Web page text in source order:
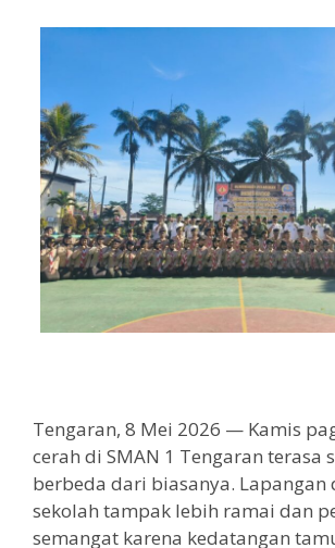
Tengaran, 8 Mei 2026 — Kamis
cerah di SMAN 1 Tengaran terasa
berbeda dari biasanya. Lapangan
sekolah tampak lebih ramai dan
semangat karena kedatangan